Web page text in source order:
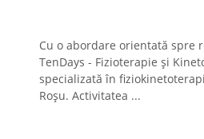
Cu o abordare orientată spre
TenDays - Fizioterapie și
specializată în
Roșu. Activitatea ...